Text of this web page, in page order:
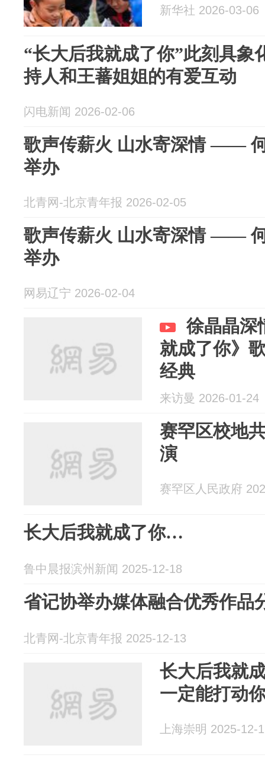
新华社 2026-03-06
“长大后我就成了你”此刻具象
持人和王蕃姐姐的有爱互动
闪电新闻 2026-02-06
歌声传薪火 山水寄深情 ——
举办
北青网-北京青年报 2026-02-05
歌声传薪火 山水寄深情 ——
举办
网易辽宁 2026-02-04
徐晶晶深
就成了你》
经典
来访曼 2026-01-24
赛罕区校地
演
赛罕区人民政府
长大后我就成了你…
鲁中晨报滨州新闻 2025-12-18
省记协举办媒体融合优秀作品
北青网-北京青年报 2025-12-13
长大后我就
一定能打动
上海崇明 2025-12-